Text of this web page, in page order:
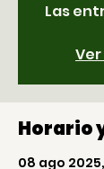
Las
Horario
08 ago